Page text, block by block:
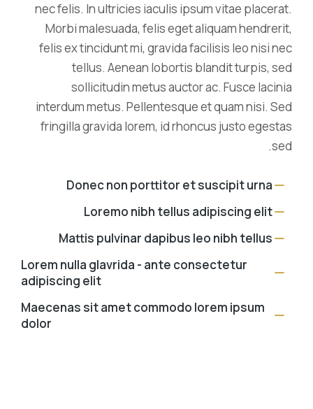
nec felis. In ultricies iaculis ipsum vitae placerat.
Morbi malesuada, felis eget aliquam hendrerit,
felis ex tincidunt mi, gravida facilisis leo nisi nec
tellus. Aenean lobortis blandit turpis, sed
sollicitudin metus auctor ac. Fusce lacinia
interdum metus. Pellentesque et quam nisi. Sed
fringilla gravida lorem, id rhoncus justo egestas
sed.
Donec non porttitor et suscipit urna
Loremo nibh tellus adipiscing elit
Mattis pulvinar dapibus leo nibh tellus
Lorem nulla glavrida - ante consectetur
adipiscing elit
Maecenas sit amet commodo lorem ipsum
dolor